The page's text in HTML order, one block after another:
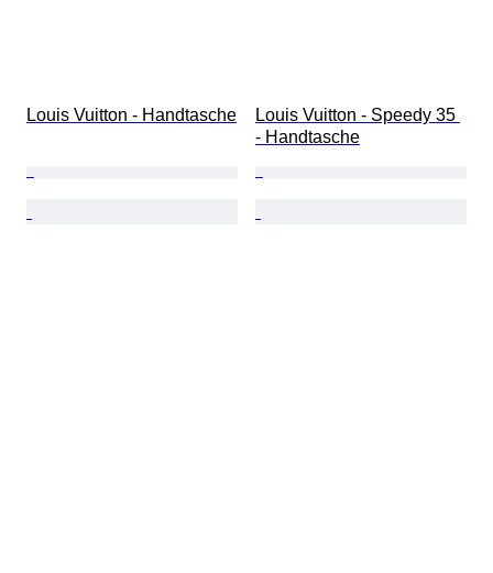
Louis Vuitton - Handtasche
Louis Vuitton - Speedy 35
- Handtasche